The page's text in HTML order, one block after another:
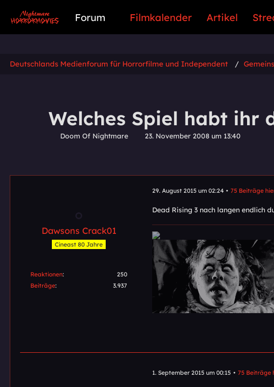
Forum Filmkalender Artikel
Deutschlands Medienforum für Horrorfilme und Independent
Welches Spiel habt ihr
Doom Of Nightmare 23. November 2008 um 13:40
Dawsons Crack01
Cineast 80 Jahre
Reaktionen
250
Beiträge
3.937
29. August 2015 um 02:24 75 Beiträge
Dead Rising 3 nach langen endlich
1. September 2015 um 00:15 75 Beiträge